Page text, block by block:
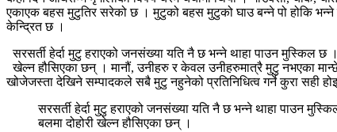
एकाएक बहस मुटुतिर सरेको छ । मुटुको बहस मुटुको घाउ बन्‍ने पो होकि
केन्द्रित छ ।
सरसर्ती हेर्दा मुटु हराएको जनसंख्या यति नै छ भन्‍ने थाहा पाउन
खेल्न हौसिएका छन् । मानौं, उनीहरु र केवल उनीहरुमात्रै मुटु नभएका
खोजेजस्ता देखिने सम्पादकले सबै मुटु नहुनेको प्रतिनिधित्व गर्ने कुरा सही
सरसर्ती हेर्दा मुटु हराएको जनसंख्या यति नै छ भन्‍ने थाहा पाउन
बलमा दोहोरी खेल्न हौसिएका छन् ।